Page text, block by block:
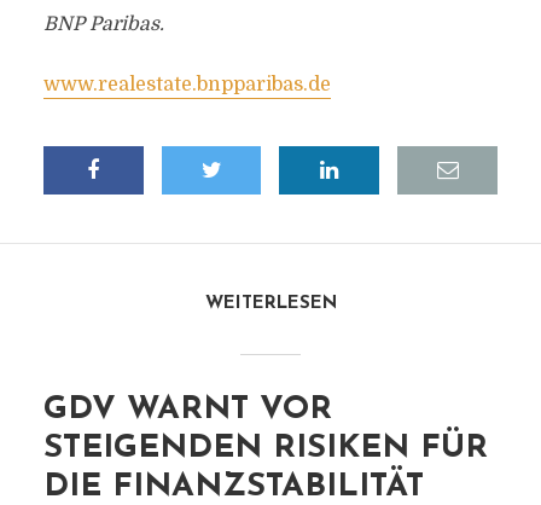
BNP Paribas.
www.realestate.bnpparibas.de
WEITERLESEN
GDV WARNT VOR
STEIGENDEN RISIKEN FÜR
DIE FINANZSTABILITÄT